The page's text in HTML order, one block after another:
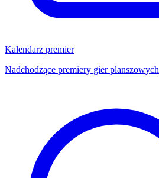
Kalendarz premier
Nadchodzące premiery gier planszowych